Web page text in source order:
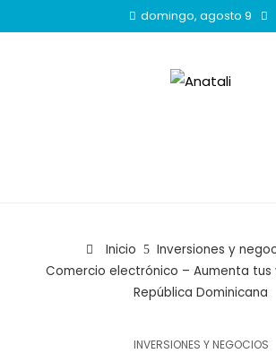
domingo, agosto 9
Inicio
Inversiones y
Comercio electrónico – Aumenta tus
República Dominicana
INVERSIONES Y NEGOCIOS